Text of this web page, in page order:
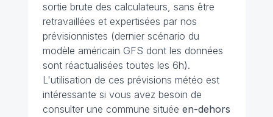
sortie brute des calculateurs, sans être
retravaillées et expertisées par nos
prévisionnistes (dernier scénario du
modèle américain GFS dont les données
sont réactualisées toutes les 6h).
L'utilisation de ces prévisions météo est
intéressante si vous avez besoin de
consulter une commune située en-dehors